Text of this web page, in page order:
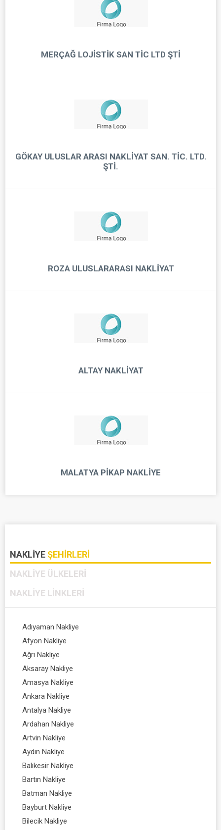
MERÇAĞ LOJİSTİK SAN TİC LTD ŞTİ
GÖKAY ULUSLAR ARASI NAKLİYAT SAN. TİC. LTD.
ŞTİ.
ROZA ULUSLARARASI NAKLİYAT
ALTAY NAKLİYAT
MALATYA PIKAP NAKLIYE
NAKLIYEŞEHIRLERI
NAKLIYE ÜLKELERI
NAKLIYE LINKLERI
Adıyaman Nakliye
Afyon Nakliye
Ağrı Nakliye
Aksaray Nakliye
Amasya Nakliye
Ankara Nakliye
Antalya Nakliye
Ardahan Nakliye
Artvin Nakliye
Aydın Nakliye
Balıkesir Nakliye
Bartın Nakliye
Batman Nakliye
Bayburt Nakliye
Bilecik Nakliye